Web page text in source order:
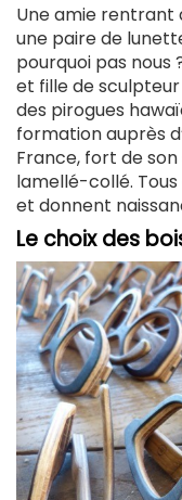
Une amie rentrant
une paire de
pourquoi pas nous
et fille de
des pirogues
formation auprès
France, fort de
lamellé-collé.
et donnent
Le choix des